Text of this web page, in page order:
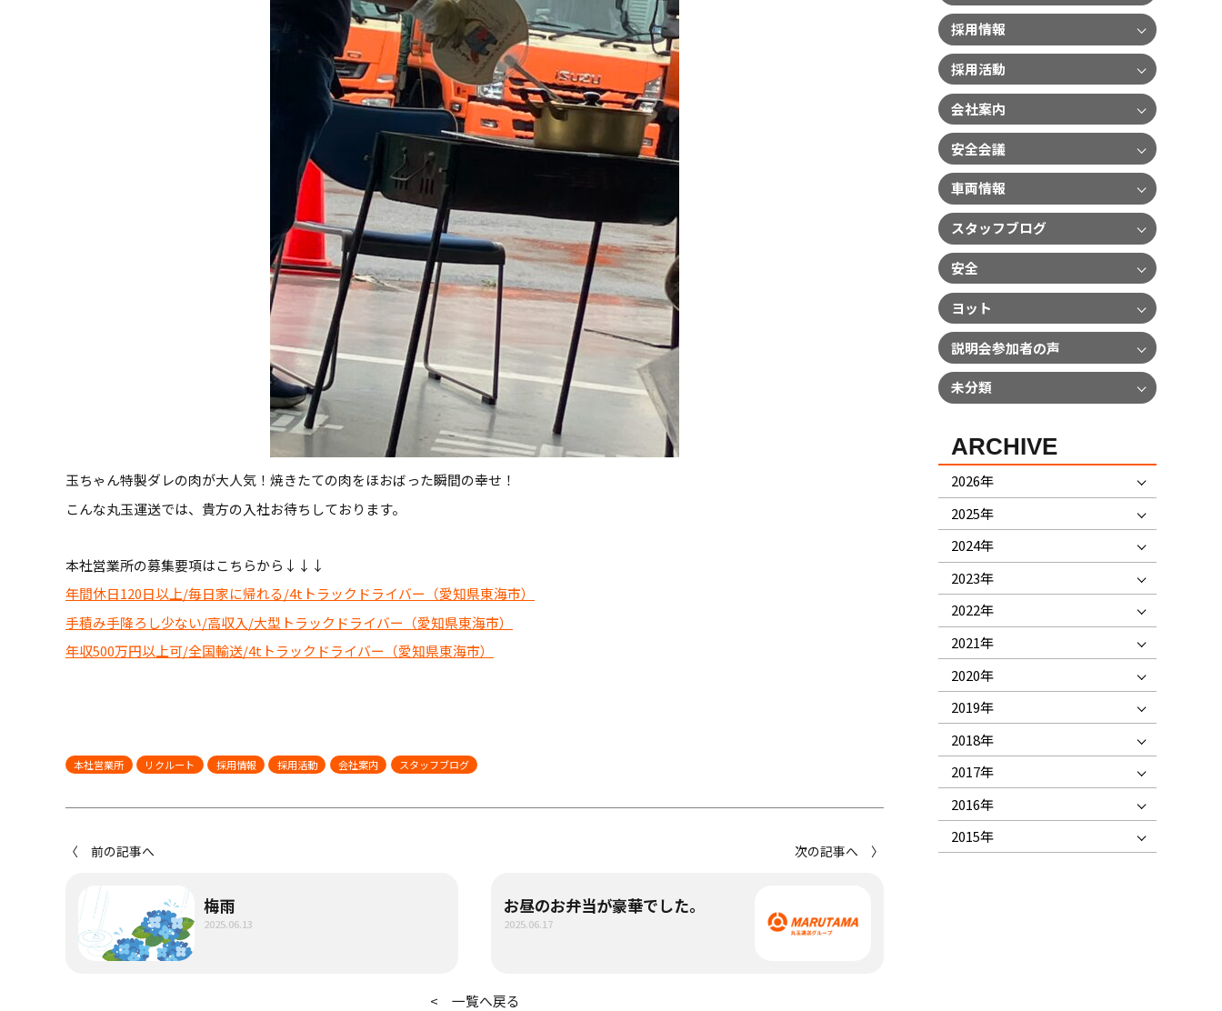
玉ちゃん特製ダレの肉が大人気！焼きたての肉をほおばった瞬間の幸せ！
こんな丸玉運送では、貴方の入社お待ちしております。
本社営業所の募集要項はこちらから↓↓↓
年間休日120日以上/毎日家に帰れる/4tトラックドライバー（愛知県東海市）
手積み手降ろし少ない/高収入/大型トラックドライバー（愛知県東海市）
年収500万円以上可/全国輸送/4tトラックドライバー（愛知県東海市）
本社営業所 リクルート 採用情報 採用活動 会社案内 スタッフブログ
〈 前の記事へ
梅雨
2025.06.13
次の記事へ 〉
お昼のお弁当が豪華でした。
2025.06.17
< 一覧へ戻る
採用情報
採用活動
会社案内
安全会議
車両情報
スタッフブログ
安全
ヨット
説明会参加者の声
未分類
ARCHIVE
2026年
2025年
2024年
2023年
2022年
2021年
2020年
2019年
2018年
2017年
2016年
2015年